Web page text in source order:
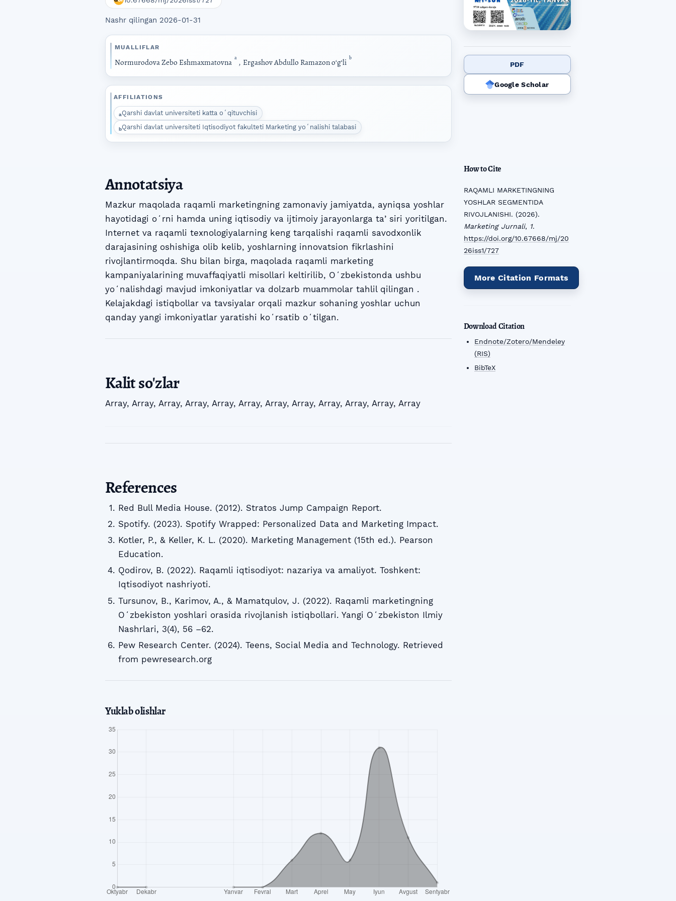
Nashr qilingan 2026-01-31
MUALLIFLAR
Normurodova Zebo Eshmaxmatovna a , Ergashov Abdullo Ramazon oʻgʻli b
AFFILIATIONS
aQarshi davlat universiteti katta oʻqituvchisi
bQarshi davlat universiteti Iqtisodiyot fakulteti Marketing yoʻnalishi talabasi
PDF
Google Scholar
How to Cite
RAQAMLI MARKETINGNING
YOSHLAR SEGMENTIDA
RIVOJLANISHI. (2026).
Marketing Jurnali, 1.
https://doi.org/10.67668/mj/20
26iss1/727
More Citation Formats
Download Citation
Endnote/Zotero/Mendeley
(RIS)
BibTeX
Annotatsiya
Mazkur maqolada raqamli marketingning zamonaviy jamiyatda, ayniqsa yoshlar
hayotidagi oʻrni hamda uning iqtisodiy va ijtimoiy jarayonlarga taʼsiri yoritilgan.
Internet va raqamli texnologiyalarning keng tarqalishi raqamli savodxonlik
darajasining oshishiga olib kelib, yoshlarning innovatsion fikrlashini
rivojlantirmoqda. Shu bilan birga, maqolada raqamli marketing
kampaniyalarining muvaffaqiyatli misollari keltirilib, Oʻzbekistonda ushbu
yoʻnalishdagi mavjud imkoniyatlar va dolzarb muammolar tahlil qilingan .
Kelajakdagi istiqbollar va tavsiyalar orqali mazkur sohaning yoshlar uchun
qanday yangi imkoniyatlar yaratishi koʻrsatib oʻtilgan.
Kalit so'zlar
Array, Array, Array, Array, Array, Array, Array, Array, Array, Array, Array, Array
References
Red Bull Media House. (2012). Stratos Jump Campaign Report.
Spotify. (2023). Spotify Wrapped: Personalized Data and Marketing Impact.
Kotler, P., & Keller, K. L. (2020). Marketing Management (15th ed.). Pearson
Education.
Qodirov, B. (2022). Raqamli iqtisodiyot: nazariya va amaliyot. Toshkent:
Iqtisodiyot nashriyoti.
Tursunov, B., Karimov, A., & Mamatqulov, J. (2022). Raqamli marketingning
Oʻzbekiston yoshlari orasida rivojlanish istiqbollari. Yangi Oʻzbekiston Ilmiy
Nashrlari, 3(4), 56 –62.
Pew Research Center. (2024). Teens, Social Media and Technology. Retrieved
from pewresearch.org
Yuklab olishlar